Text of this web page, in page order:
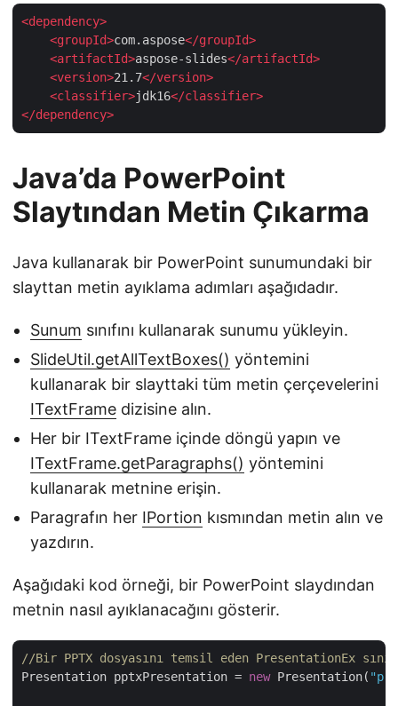
<dependency>
<groupId>com.aspose</groupId>
<artifactId>aspose-slides</artifactId>
<version>21.7</version>
<classifier>jdk16</classifier>
</dependency>
Java’da PowerPoint
Slaytından Metin Çıkarma
Java kullanarak bir PowerPoint sunumundaki bir
slayttan metin ayıklama adımları aşağıdadır.
Sunum sınıfını kullanarak sunumu yükleyin.
SlideUtil.getAllTextBoxes() yöntemini
kullanarak bir slayttaki tüm metin çerçevelerini
ITextFrame dizisine alın.
Her bir ITextFrame içinde döngü yapın ve
ITextFrame.getParagraphs() yöntemini
kullanarak metnine erişin.
Paragrafın her IPortion kısmından metin alın ve
yazdırın.
Aşağıdaki kod örneği, bir PowerPoint slaydından
metnin nasıl ayıklanacağını gösterir.
//Bir PPTX dosyasını temsil eden PresentationEx
Presentation pptxPresentation = new Presentation(